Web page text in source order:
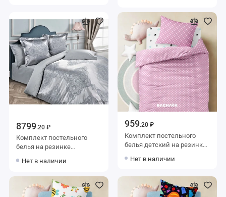
наволочками 70х70 2 шт
Узор Ecotex
наволочками 70х70 2 шт
Узор Ecotex
8799.20 ₽
Комплект постельного
белья на резинке
жаккард с наволочками
наволочками 70х70 2 шт
Узор Ecotex
Нет в наличии
959.20 ₽
Комплект постельного
белья детский на резинке
наволочкой 40х60 Горох
Нет в наличии